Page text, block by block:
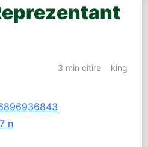
3 min citire king